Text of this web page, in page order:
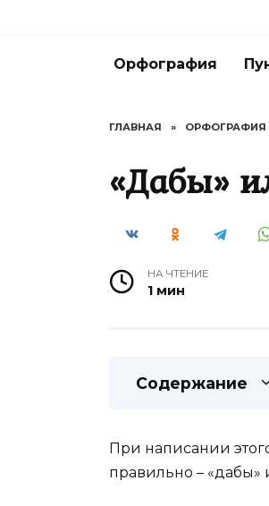
Орфография
ГЛАВНАЯ » ОРФОГРАФИЯ
«Дабы»
НА ЧТЕНИЕ
1 мин
Содержание
При написании
правильно – «дабы»